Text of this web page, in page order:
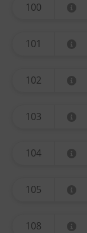
100
101
102
103
104
105
108